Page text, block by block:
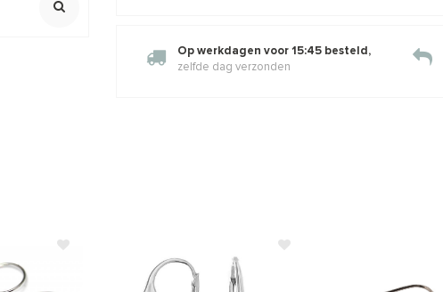
Op werkdagen voor 15:45 besteld,
zelfde dag verzonden